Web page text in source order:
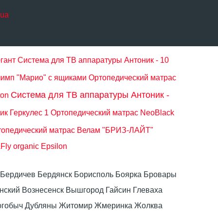
Система для ТВ аппаратуры Антоник - 10
"Марио" с ящиками Ортопедический матрас
Система для ТВ аппаратуры Антоник -
Геркулес 1 Ортопедический матрас NeoBlack
матрас Велам "БРИЗ-ЛАЙТ"
organic Epsilon
Бердянск Борисполь Боярка Бровары
Вознесенск Вышгород Гайсин Глеваха
Дубляны Житомир Жмеринка Жолква